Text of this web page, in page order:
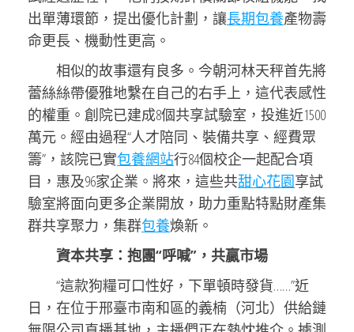
出單薄環節，提出優化計劃，讓長期包養產物壽
命更長、機動性更高。
相似的故事還有良多。今朝河林天秤首先將
蕾絲絲帶優雅地繫在自己的右手上，這代表感性
的權重。創院已建成8個共享試驗室，投進近1500
萬元。經由過程“人才陪同、裝備共享、經費眾
籌”，該院已實包養網站行84個校企一起配合項
目，惠及96家企業。將來，這些共甜心花園享試
驗室將面向更多企業開放，助力重點特點財產集
群共享聚力，集群包養煥新。
資本共享：抱團“呼喊”，共贏市場
“這款狗糧可口性好，下單頓時發貨……”近
日，在位于邢臺市南和區的義楠（河北）供給鏈